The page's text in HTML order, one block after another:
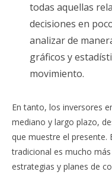
todas aquellas
decisiones en
analizar de
gráficos y
movimiento.
En tanto, los inversores
mediano y largo plazo,
que muestre el presente.
tradicional es mucho
estrategias y planes de